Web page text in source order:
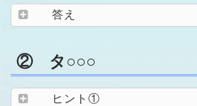
答え
② タ○○○
ヒント①